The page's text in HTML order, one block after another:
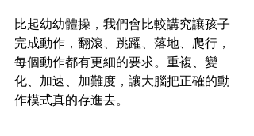
比起幼幼體操，我們會比較講究讓孩子
完成動作，翻滾、跳躍、落地、爬行，
每個動作都有更細的要求。重複、變
化、加速、加難度，讓大腦把正確的動
作模式真的存進去。